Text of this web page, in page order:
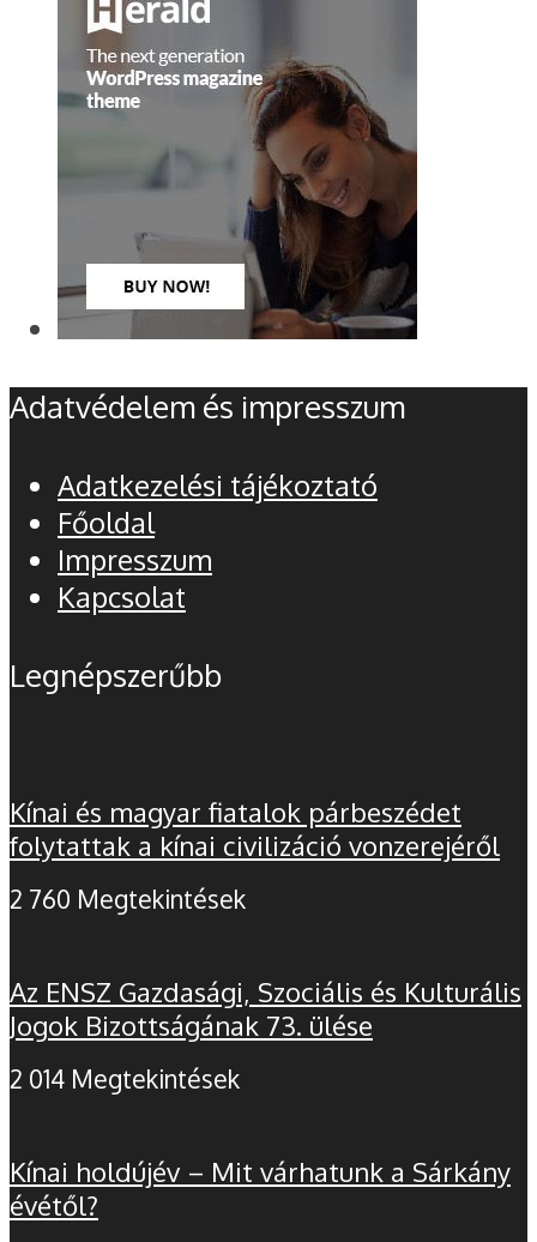
Adatvédelem és impresszum
Adatkezelési tájékoztató
Főoldal
Impresszum
Kapcsolat
Legnépszerűbb
Kínai és magyar fiatalok párbeszédet
folytattak a kínai civilizáció vonzerejéről
2 760 Megtekintések
Az ENSZ Gazdasági, Szociális és Kulturális
Jogok Bizottságának 73. ülése
2 014 Megtekintések
Kínai holdújév – Mit várhatunk a Sárkány
évétől?